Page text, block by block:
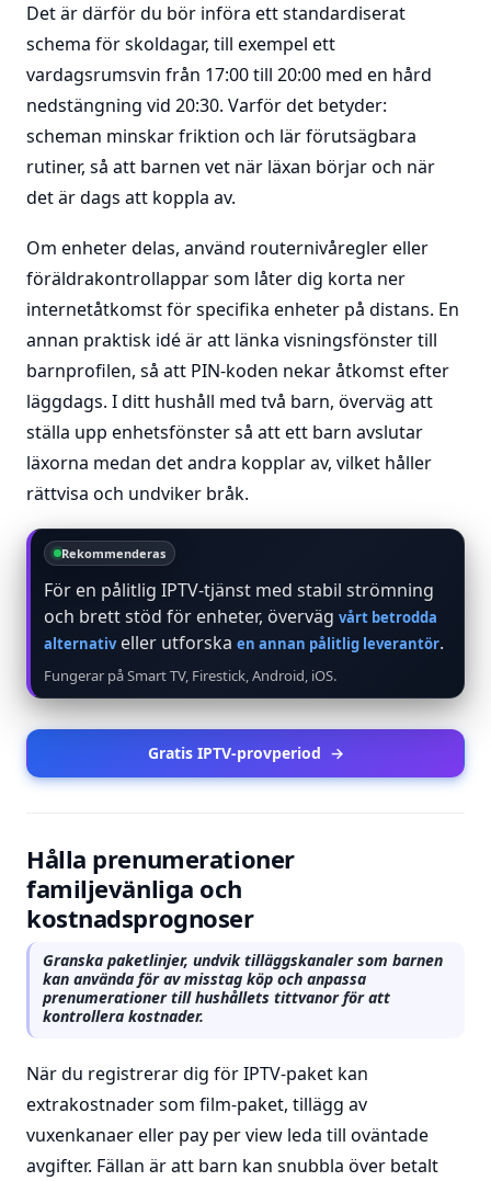
Det är därför du bör införa ett standardiserat
schema för skoldagar, till exempel ett
vardagsrumsvin från 17:00 till 20:00 med en hård
nedstängning vid 20:30. Varför det betyder:
scheman minskar friktion och lär förutsägbara
rutiner, så att barnen vet när läxan börjar och när
det är dags att koppla av.
Om enheter delas, använd routernivåregler eller
föräldrakontrollappar som låter dig korta ner
internetåtkomst för specifika enheter på distans. En
annan praktisk idé är att länka visningsfönster till
barnprofilen, så att PIN-koden nekar åtkomst efter
läggdags. I ditt hushåll med två barn, överväg att
ställa upp enhetsfönster så att ett barn avslutar
läxorna medan det andra kopplar av, vilket håller
rättvisa och undviker bråk.
Rekommenderas
För en pålitlig IPTV-tjänst med stabil strömning
och brett stöd för enheter, överväg vårt betrodda
alternativeller utforska en annan pålitlig leverantör.
Fungerar på Smart TV, Firestick, Android, iOS.
Gratis IPTV-provperiod →
Hålla prenumerationer
familjevänliga och
kostnadsprognoser
Granska paketlinjer, undvik tilläggskanaler som barnen
kan använda för av misstag köp och anpassa
prenumerationer till hushållets tittvanor för att
kontrollera kostnader.
När du registrerar dig för IPTV-paket kan
extrakostnader som film-paket, tillägg av
vuxenkanaer eller pay per view leda till oväntade
avgifter. Fällan är att barn kan snubbla över betalt